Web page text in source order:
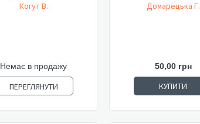
Когут В.
Немає в продажу
ПЕРЕГЛЯНУТИ
Домарецька Г.
50,00 грн
КУПИТИ